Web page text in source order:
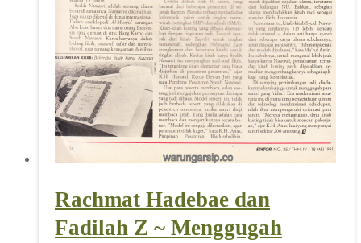
Rachmat Hadebae dan
Fadilah Z ~ Menggugah